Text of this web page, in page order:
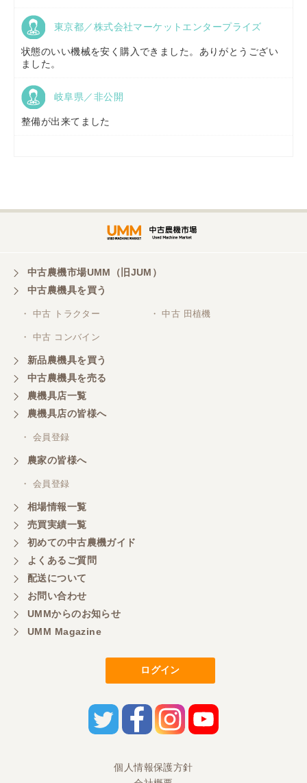
福島県／(有)草野商事
山形県／株式会社ノーキステージ
株式会社トミタモータース
三重県／株式会社 ケイ・エス・エンタープライズ
東京都／株式会社マーケットエンタープライズ
状態のいい機械を安く購入できました。ありがとうござい
ました。
岐阜県／非公開
整備が出来てました
中古農機市場UMM（旧JUM）
中古農機具を買う
・ 中古 トラクター ・ 中古 田植機
・ 中古 コンバイン
新品農機具を買う
中古農機具を売る
農機具店一覧
農機具店の皆様へ
・ 会員登録
農家の皆様へ
・ 会員登録
相場情報一覧
売買実績一覧
初めての中古農機ガイド
よくあるご質問
配送について
お問い合わせ
UMMからのお知らせ
UMM Magazine
ログイン
個人情報保護方針